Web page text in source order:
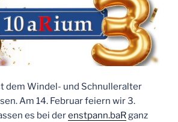
dem Windel- und Schnulleralter
Am 14. Februar feiern wir 3.
es bei derenstpann.baRganz